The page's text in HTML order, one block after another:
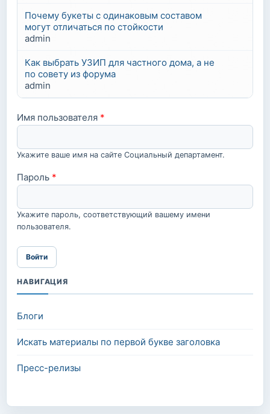
Почему букеты с одинаковым составом
могут отличаться по стойкости
admin
Как выбрать УЗИП для частного дома, а не
по совету из форума
admin
Имя пользователя *
Укажите ваше имя на сайте Социальный департамент.
Пароль *
Укажите пароль, соответствующий вашему имени
пользователя.
НАВИГАЦИЯ
Блоги
Искать материалы по первой букве заголовка
Пресс-релизы